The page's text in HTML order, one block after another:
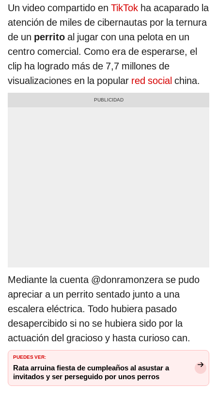
Un video compartido en TikTok ha acaparado la
atención de miles de cibernautas por la ternura
de un perrito al jugar con una pelota en un
centro comercial. Como era de esperarse, el
clip ha logrado más de 7,7 millones de
visualizaciones en la popular red social china.
Mediante la cuenta @donramonzera se pudo
apreciar a un perrito sentado junto a una
escalera eléctrica. Todo hubiera pasado
desapercibido si no se hubiera sido por la
actuación del gracioso y hasta curioso can.
PUEDES VER:
Rata arruina fiesta de cumpleaños al asustar a
invitados y ser perseguido por unos perros